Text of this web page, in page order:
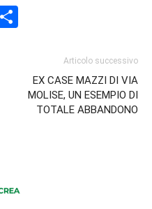
Articolo successivo
EX CASE MAZZI DI VIA
MOLISE, UN ESEMPIO DI
TOTALE ABBANDONO